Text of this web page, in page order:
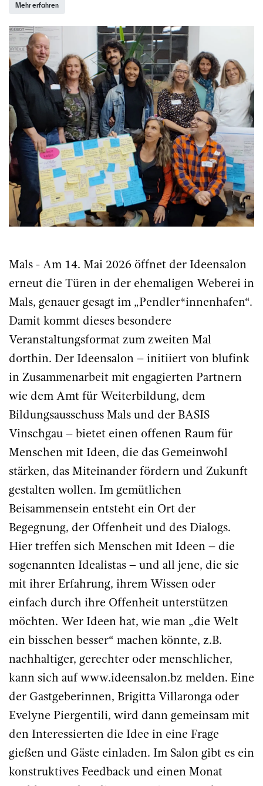
Mehr erfahren
Mals - Am 14. Mai 2026 öffnet der Ideensalon
erneut die Türen in der ehemaligen Weberei in
Mals, genauer gesagt im „Pendler*innenhafen“.
Damit kommt dieses besondere
Veranstaltungsformat zum zweiten Mal
dorthin. Der Ideensalon – initiiert von blufink
in Zusammenarbeit mit engagierten Partnern
wie dem Amt für Weiterbildung, dem
Bildungsausschuss Mals und der BASIS
Vinschgau – bietet einen offenen Raum für
Menschen mit Ideen, die das Gemeinwohl
stärken, das Miteinander fördern und Zukunft
gestalten wollen. Im gemütlichen
Beisammensein entsteht ein Ort der
Begegnung, der Offenheit und des Dialogs.
Hier treffen sich Menschen mit Ideen – die
sogenannten Idealistas – und all jene, die sie
mit ihrer Erfahrung, ihrem Wissen oder
einfach durch ihre Offenheit unterstützen
möchten. Wer Ideen hat, wie man „die Welt
ein bisschen besser“ machen könnte, z.B.
nachhaltiger, gerechter oder menschlicher,
kann sich auf www.ideensalon.bz melden. Eine
der Gastgeberinnen, Brigitta Villaronga oder
Evelyne Piergentili, wird dann gemeinsam mit
den Interessierten die Idee in eine Frage
gießen und Gäste einladen. Im Salon gibt es ein
konstruktives Feedback und einen Monat